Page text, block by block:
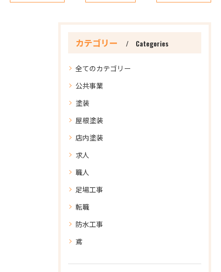
カテゴリー Categories
全てのカテゴリー
公共事業
塗装
屋根塗装
店内塗装
求人
職人
足場工事
転職
防水工事
鳶